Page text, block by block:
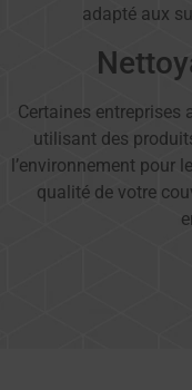
adapté aux
Certaines entreprises
utilisant des
l’environnement pour
qualité de votre